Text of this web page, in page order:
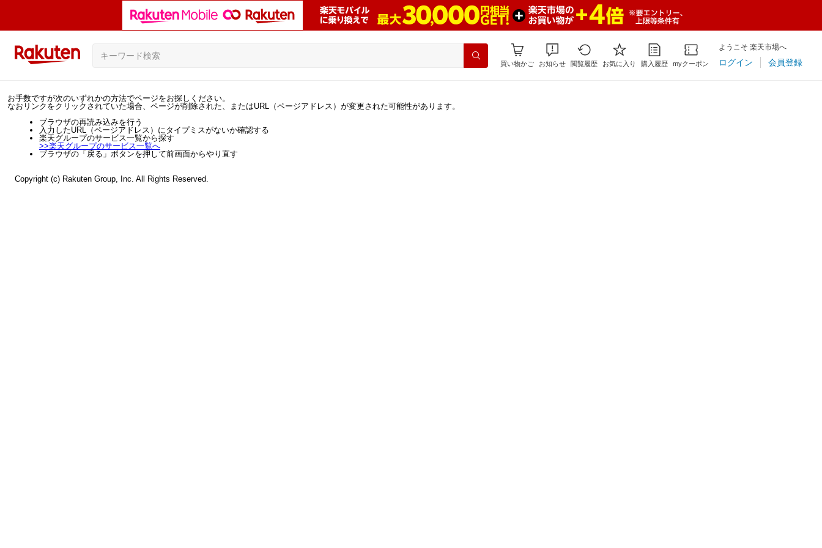
買い物かご お知らせ 閲覧履歴 お気に入り 購入履歴 myクーポン
ようこそ 楽天市場へ
ログイン 会員登録
お手数ですが次のいずれかの方法でページをお探しください。
なおリンクをクリックされていた場合、ページが削除された、またはURL（ページアドレス）が変更された可能性があります。
ブラウザの再読み込みを行う
入力したURL（ページアドレス）にタイプミスがないか確認する
楽天グループのサービス一覧から探す
>>楽天グループのサービス一覧へ
ブラウザの「戻る」ボタンを押して前画面からやり直す
Copyright (c) Rakuten Group, Inc. All Rights Reserved.